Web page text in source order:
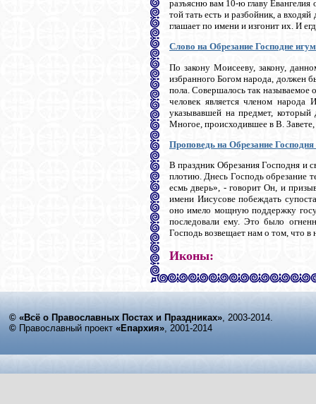
разъясню вам 10-ю главу
той тать есть и разбойник, а
глашает по имени и изгонит их. И
Слово на Обрезание Господне
По закону Моисееву, закону,
избранного Богом народа, должен
пола. Совершалось так называемое
человек является членом народа
указывавшей на предмет,
Многое, происходившее в В.
Проповедь на Обрезание
В праздник Обрезания Господня и
плотию. Днесь Господь обрезание
есмь дверь», - говорит Он, и
имени Иисусове побеждать
оно имело мощную поддержку
последовали ему. Это было
Господь возвещает нам о том, что в
Иконы:
© «Всё о Православных Постах и Праздниках», 2003-2014.
© Православный проект «Епархия», 2001-2014